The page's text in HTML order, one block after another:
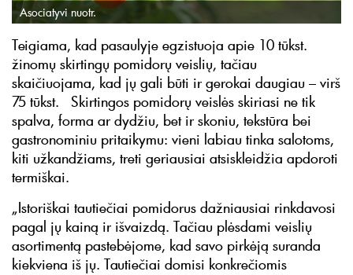
Asociatyvi nuotr.
Teigiama, kad pasaulyje egzistuoja apie 10 tūkst.
žinomų skirtingų pomidorų veislių, tačiau
skaičiuojama, kad jų gali būti ir gerokai daugiau – virš
75 tūkst. Skirtingos pomidorų veislės skiriasi ne tik
spalva, forma ar dydžiu, bet ir skoniu, tekstūra bei
gastronominiu pritaikymu: vieni labiau tinka salotoms,
kiti užkandžiams, treti geriausiai atsiskleidžia apdoroti
termiškai.
„Istoriškai tautiečiai pomidorus dažniausiai rinkdavosi
pagal jų kainą ir išvaizdą. Tačiau plėsdami veislių
asortimentą pastebėjome, kad savo pirkėją suranda
kiekviena iš jų. Tautiečiai domisi konkrečiomis